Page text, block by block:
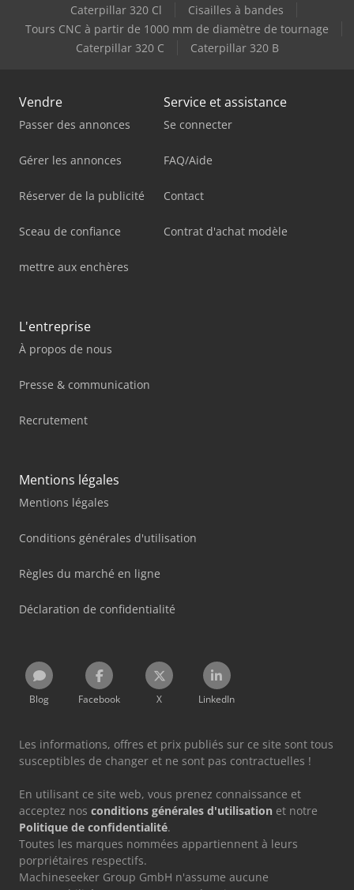
Caterpillar 320 Cl
Cisailles à bandes
Tours CNC à partir de 1000 mm de diamètre de tournage
Caterpillar 320 C
Caterpillar 320 B
Vendre
Passer des annonces
Gérer les annonces
Réserver de la publicité
Sceau de confiance
mettre aux enchères
Service et assistance
Se connecter
FAQ/Aide
Contact
Contrat d'achat modèle
L'entreprise
À propos de nous
Presse & communication
Recrutement
Mentions légales
Mentions légales
Conditions générales d'utilisation
Règles du marché en ligne
Déclaration de confidentialité
Blog Facebook X LinkedIn
Les informations, offres et prix publiés sur ce site sont tous
susceptibles de changer et ne sont pas contractuelles !
En utilisant ce site web, vous prenez connaissance et
acceptez nos conditions générales d'utilisation et notre
Politique de confidentialité.
Toutes les marques nommées appartiennent à leurs
porpriétaires respectifs.
Machineseeker Group GmbH n'assume aucune